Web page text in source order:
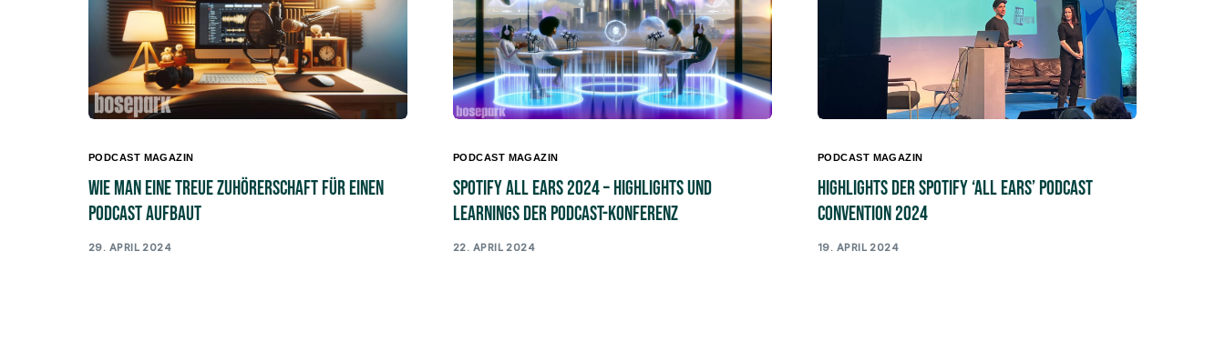
PODCAST MAGAZIN
Wie man eine treue Zuhörerschaft für einen
Podcast aufbaut
29. APRIL 2024
PODCAST MAGAZIN
Spotify All Ears 2024 – Highlights und
Learnings der Podcast-Konferenz
22. APRIL 2024
PODCAST MAGAZIN
Highlights der Spotify ‘All Ears’ Podcast
Convention 2024
19. APRIL 2024